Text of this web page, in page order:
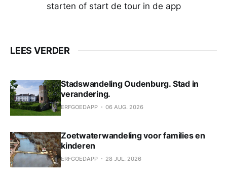
starten of start de tour in de app
LEES VERDER
Stadswandeling Oudenburg. Stad in
verandering.
ERFGOEDAPP 06 AUG. 2026
Zoetwaterwandeling voor families en
kinderen
ERFGOEDAPP 28 JUL. 2026